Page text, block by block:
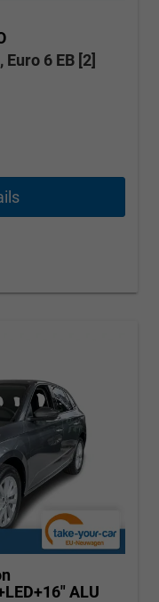
6 EB [2]
ALU